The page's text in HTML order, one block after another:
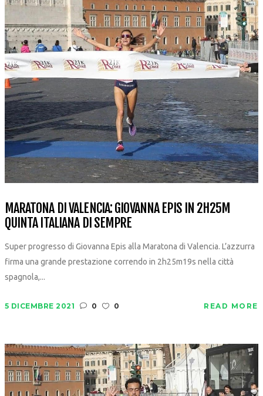
MARATONA DI VALENCIA: GIOVANNA EPIS IN 2H25M
QUINTA ITALIANA DI SEMPRE
Super progresso di Giovanna Epis alla Maratona di Valencia. L’azzurra
firma una grande prestazione correndo in 2h25m19s nella città
spagnola,...
5 DICEMBRE 2021 0 0 READ MORE